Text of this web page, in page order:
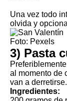
Una vez todo
olvida y
Foto: Pexels
3) Pasta
al momento de
van a derretirse.
Ingredientes: